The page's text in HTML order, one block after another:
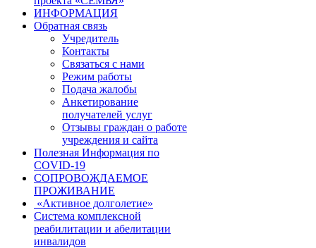
ИНФОРМАЦИЯ
Обратная связь
Учредитель
Контакты
Связаться с нами
Режим работы
Подача жалобы
Анкетирование
получателей услуг
Отзывы граждан о работе
учреждения и сайта
Полезная Информация по
COVID-19
СОПРОВОЖДАЕМОЕ
ПРОЖИВАНИЕ
«Активное долголетие»
Система комплексной
реабилитации и абелитации
инвалидов